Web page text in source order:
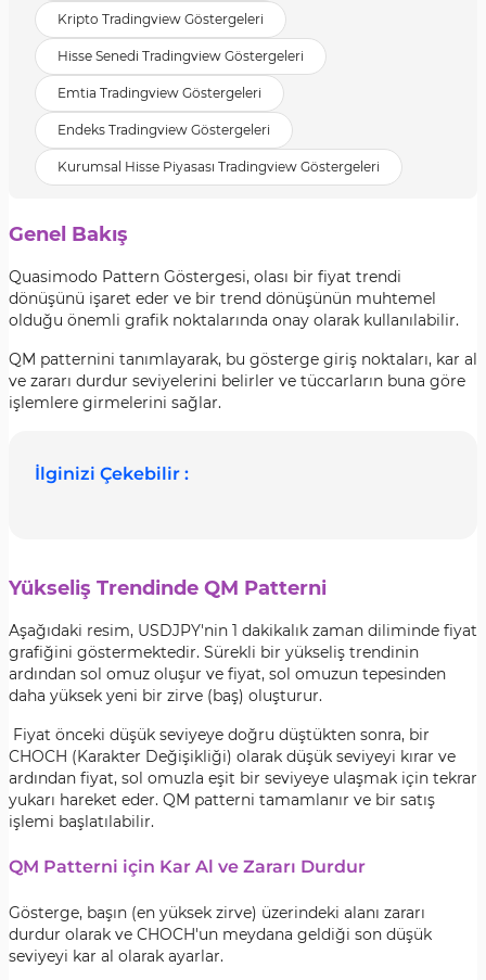
Kripto Tradingview Göstergeleri
Hisse Senedi Tradingview Göstergeleri
Emtia Tradingview Göstergeleri
Endeks Tradingview Göstergeleri
Kurumsal Hisse Piyasası Tradingview Göstergeleri
Genel Bakış
Quasimodo Pattern Göstergesi, olası bir fiyat trendi
dönüşünü işaret eder ve bir trend dönüşünün muhtemel
olduğu önemli grafik noktalarında onay olarak kullanılabilir.
QM patternini tanımlayarak, bu gösterge giriş noktaları, kar al
ve zararı durdur seviyelerini belirler ve tüccarların buna göre
işlemlere girmelerini sağlar.
İlginizi Çekebilir :
Yükseliş Trendinde QM Patterni
Aşağıdaki resim, USDJPY'nin 1 dakikalık zaman diliminde fiyat
grafiğini göstermektedir. Sürekli bir yükseliş trendinin
ardından sol omuz oluşur ve fiyat, sol omuzun tepesinden
daha yüksek yeni bir zirve (baş) oluşturur.
Fiyat önceki düşük seviyeye doğru düştükten sonra, bir
CHOCH (Karakter Değişikliği) olarak düşük seviyeyi kırar ve
ardından fiyat, sol omuzla eşit bir seviyeye ulaşmak için tekrar
yukarı hareket eder. QM patterni tamamlanır ve bir satış
işlemi başlatılabilir.
QM Patterni için Kar Al ve Zararı Durdur
Gösterge, başın (en yüksek zirve) üzerindeki alanı zararı
durdur olarak ve CHOCH'un meydana geldiği son düşük
seviyeyi kar al olarak ayarlar.